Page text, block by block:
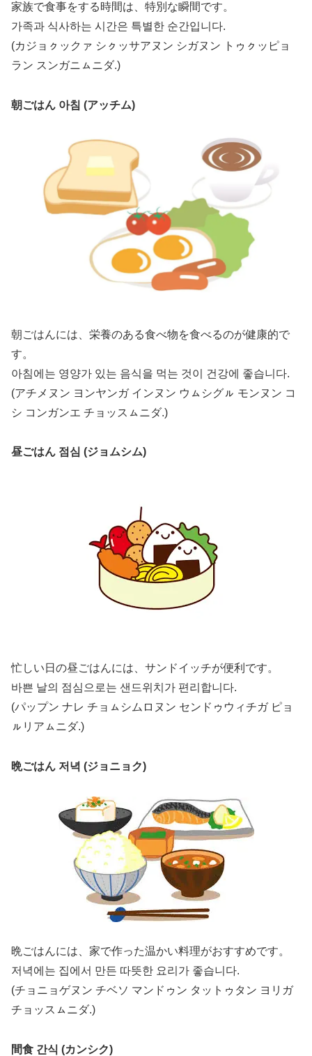
家族で食事をする時間は、特別な瞬間です。
가족과 식사하는 시간은 특별한 순간입니다.
(カジョㇰックァ シㇰッサアヌン シガヌン トゥㇰッピョ
ラン スンガニㇺニダ.)
朝ごはん 아침 (アッチム)
朝ごはんには、栄養のある食べ物を食べるのが健康的で
す。
아침에는 영양가 있는 음식을 먹는 것이 건강에 좋습니다.
(アチメヌン ヨンヤンガ インヌン ウㇺシグㇽ モンヌン コ
シ コンガンエ チョッスㇺニダ.)
昼ごはん 점심 (ジョムシム)
忙しい日の昼ごはんには、サンドイッチが便利です。
바쁜 날의 점심으로는 샌드위치가 편리합니다.
(パップン ナレ チョㇺシムロヌン センドゥウィチガ ピョ
ㇽリアㇺニダ.)
晩ごはん 저녁 (ジョニョク)
晩ごはんには、家で作った温かい料理がおすすめです。
저녁에는 집에서 만든 따뜻한 요리가 좋습니다.
(チョニョゲヌン チベソ マンドゥン タットゥタン ヨリガ
チョッスㇺニダ.)
間食 간식 (カンシク)